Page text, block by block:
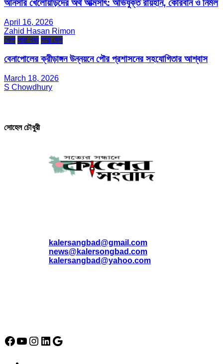
আনসার খেলোয়াড়দের অর্থ আত্মসাৎ: অভিযুক্ত রায়হান, কোরবান ও নির্মল
April 16, 2026
Zahid Hasan Rimon
খেলা সারা খবর সারা দেশ
বেনাপোলের ক্রীড়াঙ্গন উন্নয়নে পৌর প্রশাসনের সহযোগিতার আশ্বাস
March 18, 2026
S Chowdhury
সোহেল চৌধুরী
kalersangbad@gmail.com
news@kalersongbad.com
kalersangbad@yahoo.com
Facebook
YouTube
Instagram
LinkedIn
Google